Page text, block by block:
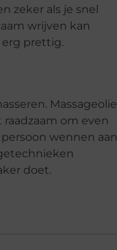
zeker als je snel
wrijven kan
erg prettig.
Massageolie
om even
wennen aan
doet.